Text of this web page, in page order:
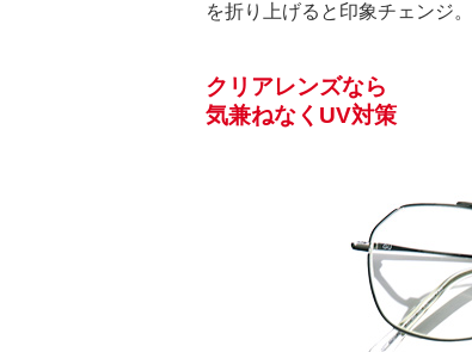
を折り上げると印象チェンジ。
クリアレンズなら
気兼ねなくUV対策